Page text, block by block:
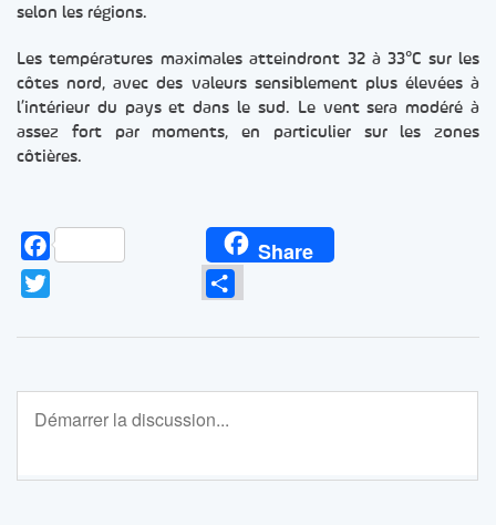
selon les régions.
Les températures maximales atteindront 32 à 33°C sur les
côtes nord, avec des valeurs sensiblement plus élevées à
l’intérieur du pays et dans le sud. Le vent sera modéré à
assez fort par moments, en particulier sur les zones
côtières.
Facebook Share